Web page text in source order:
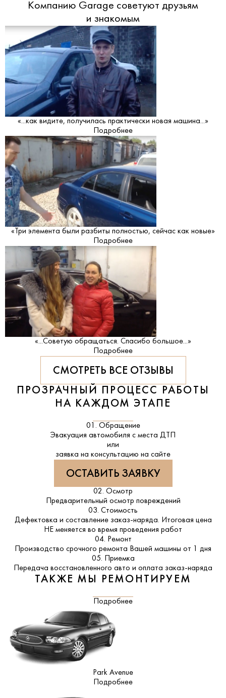
Компанию Garage советуют друзьям
и знакомым
«...как видите, получилась практически новая машина...»
Подробнее
«Три элемента были разбиты полностью, сейчас как новые»
Подробнее
«...Советую обращаться. Спасибо большое...»
Подробнее
СМОТРЕТЬ ВСЕ ОТЗЫВЫ
ПРОЗРАЧНЫЙ ПРОЦЕСС РАБОТЫ
НА КАЖДОМ ЭТАПЕ
01. Обращение
Эвакуация автомобиля с места ДТП
или
заявка на консультацию на сайте
ОСТАВИТЬ ЗАЯВКУ
02. Осмотр
Предварительный осмотр повреждений
03. Стоимость
Дефектовка и составление заказ-наряда. Итоговая цена
НЕ меняется во время проведения работ
04. Ремонт
Производство срочного ремонта Вашей машины от 1 дня
05. Приемка
Передача восстановленного авто и оплата заказ-наряда
ТАКЖЕ МЫ РЕМОНТИРУЕМ
Подробнее
Park Avenue
Подробнее